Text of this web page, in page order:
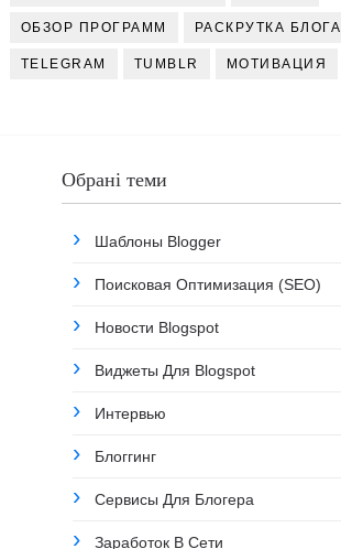
ОБЗОР ПРОГРАММ РАСКРУТКА БЛОГА
TELEGRAM TUMBLR МОТИВАЦИЯ
Обрані теми
Шаблоны Blogger
Поисковая Оптимизация (SEO)
Новости Blogspot
Виджеты Для Blogspot
Интервью
Блоггинг
Сервисы Для Блогера
Заработок В Сети